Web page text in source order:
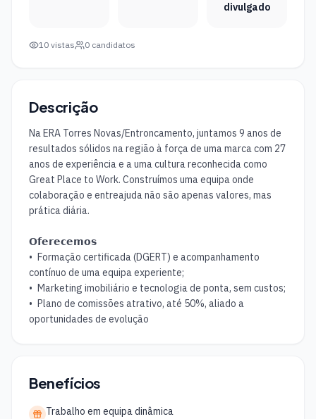
divulgado
10 vistas 0 candidatos
Descrição
Na ERA Torres Novas/Entroncamento, juntamos 9 anos de
resultados sólidos na região à força de uma marca com 27
anos de experiência e a uma cultura reconhecida como
Great Place to Work. Construímos uma equipa onde
colaboração e entreajuda não são apenas valores, mas
prática diária.
𝗢𝗳𝗲𝗿𝗲𝗰𝗲𝗺𝗼𝘀
•	Formação certificada (DGERT) e acompanhamento
contínuo de uma equipa experiente;
•	Marketing imobiliário e tecnologia de ponta, sem custos;
•	Plano de comissões atrativo, até 50%, aliado a
oportunidades de evolução
Benefícios
Trabalho em equipa dinâmica